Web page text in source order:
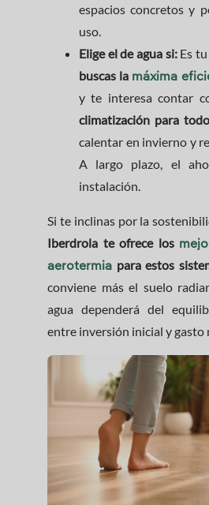
espacios concretos y
uso.
Elige el de agua si:Es tu
buscas la máxima
y te interesa contar
climatización para
calentar en invierno y
A largo plazo, el
instalación.
Si te inclinas por la
Iberdrola te ofrece los
aerotermia para estos
conviene más el suelo
agua dependerá del
entre inversión inicial y gasto